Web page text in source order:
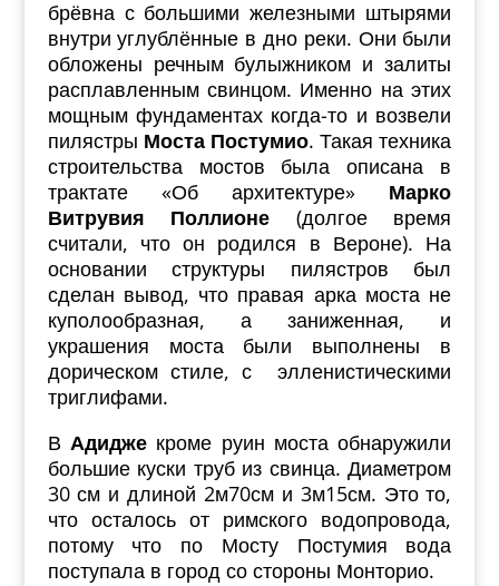
брёвна с большими железными штырями
внутри углублённые в дно реки. Они были
обложены речным булыжником и залиты
расплавленным свинцом. Именно на этих
мощным фундаментах когда-то и возвели
пилястры Моста Постумио. Такая техника
строительства мостов была описана в
трактате «Об архитектуре» Марко
Витрувия Поллионе (долгое время
считали, что он родился в Вероне). На
основании структуры пилястров был
сделан вывод, что правая арка моста не
куполообразная, а заниженная, и
украшения моста были выполнены в
дорическом стиле, с элленистическими
триглифами.
В Адиджекроме руин моста обнаружили
большие куски труб из свинца. Диаметром
30 см и длиной 2м70см и 3м15см. Это то,
что осталось от римского водопровода,
потому что по Мосту Постумия вода
поступала в город со стороны Монторио.